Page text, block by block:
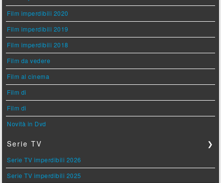
Film imperdibili 2020
Film imperdibili 2019
Film imperdibili 2018
Film da vedere
Film al cinema
Film di
Film di
Novità in Dvd
Serie TV ❯
Serie TV imperdibili 2026
Serie TV imperdibili 2025